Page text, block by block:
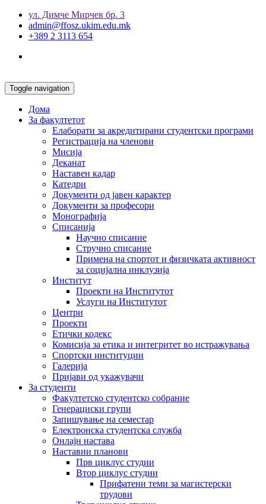
ул. Димче Мирчев бр. 3
admin@ffosz.ukim.edu.mk
+389 2 3113 654
Toggle navigation
Дома
За факултетот
Елаборати за акредитирани студентски програми
Регистрација на членови
Мисија
Деканат
Наставен кадар
Катедри
Документи од јавен карактер
Документи за професори
Монографија
Списанија
Научно списание
Стручно списание
Примена на спортот и физичката активност
за социјална инклузија
Институт
Проекти на Институтот
Услуги на Институтот
Центри
Проекти
Етички кодекс
Комисија за етика и интегритет во истражувања
Спортски институции
Галерија
Пријави од укажувачи
За студенти
Факултетско студентско собрание
Генерациски групи
Запишување на семестар
Електронска студентска служба
Онлајн настава
Наставни планови
Прв циклус студии
Втор циклус студии
Прифатени теми за магистерски
трудови